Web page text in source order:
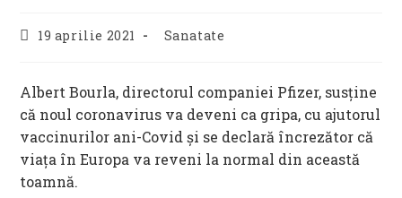
Post19 aprilie 2021
Post
Sanatate
Albert Bourla, directorul companiei Pfizer, susține
că noul coronavirus va deveni ca gripa, cu ajutorul
vaccinurilor ani-Covid și se declară încrezător că
viaţa în Europa va reveni la normal din această
toamnă.